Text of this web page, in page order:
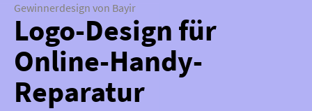
Gewinnerdesign von Bayir
Logo-Design für
Online-Handy-
Reparatur